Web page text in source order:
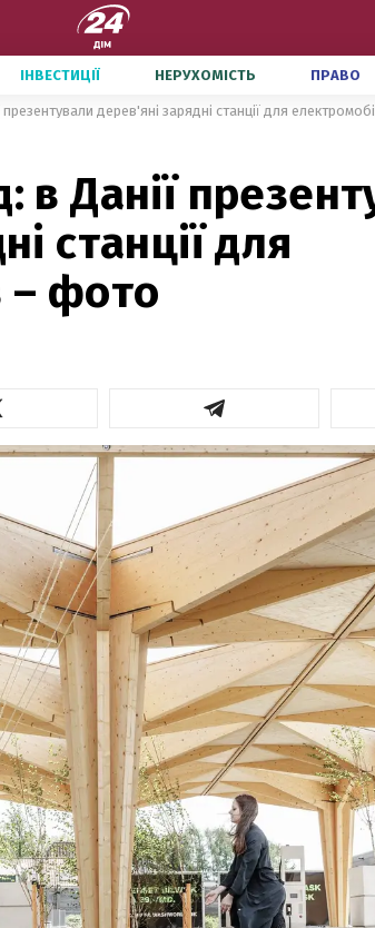
ІНВЕСТИЦІЇ НЕРУХОМІСТЬ ПРАВО
дерев'яні зарядні станції для
в Данії
станції для
– фото